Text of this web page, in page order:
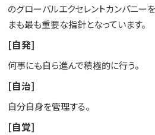
のグローバルエクセレントカンパニー
まも最も重要な指針となっています。
[自発]
何事にも自ら進んで積極的に行う。
[自治]
自分自身を管理する。
[自覚]